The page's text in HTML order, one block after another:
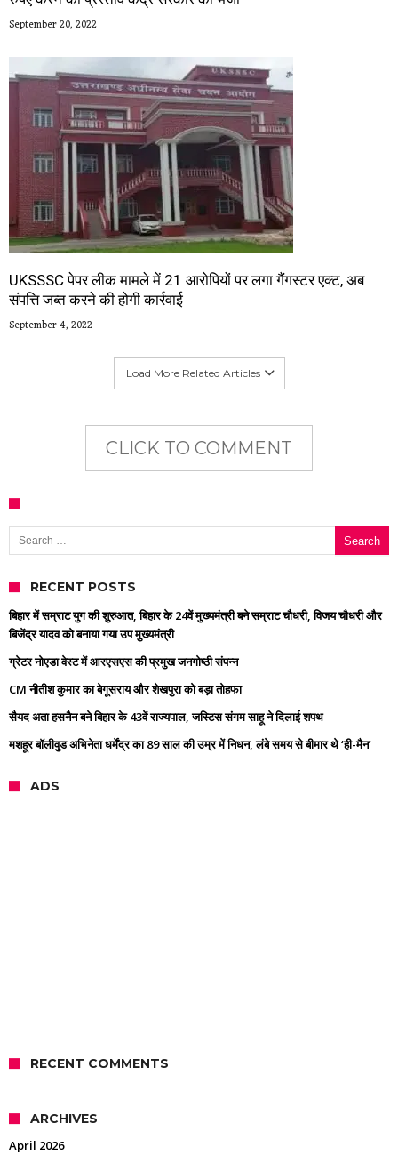
September 20, 2022
UKSSSC पेपर लीक मामले में 21 आरोपियों पर लगा गैंगस्टर एक्ट, अब
संपत्ति जब्त करने की होगी कार्रवाई
September 4, 2022
Load More Related Articles
CLICK TO COMMENT
Search for:
RECENT POSTS
बिहार में सम्राट युग की शुरुआत, बिहार के 24वें मुख्यमंत्री बने सम्राट चौधरी, विजय चौधरी और
बिजेंद्र यादव को बनाया गया उप मुख्यमंत्री
ग्रेटर नोएडा वेस्ट में आरएसएस की प्रमुख जनगोष्ठी संपन्न
CM नीतीश कुमार का बेगूसराय और शेखपुरा को बड़ा तोहफा
सैयद अता हसनैन बने बिहार के 43वें राज्यपाल, जस्टिस संगम साहू ने दिलाई शपथ
मशहूर बॉलीवुड अभिनेता धर्मेंद्र का 89 साल की उम्र में निधन, लंबे समय से बीमार थे ‘ही-मैन’
ADS
RECENT COMMENTS
ARCHIVES
April 2026